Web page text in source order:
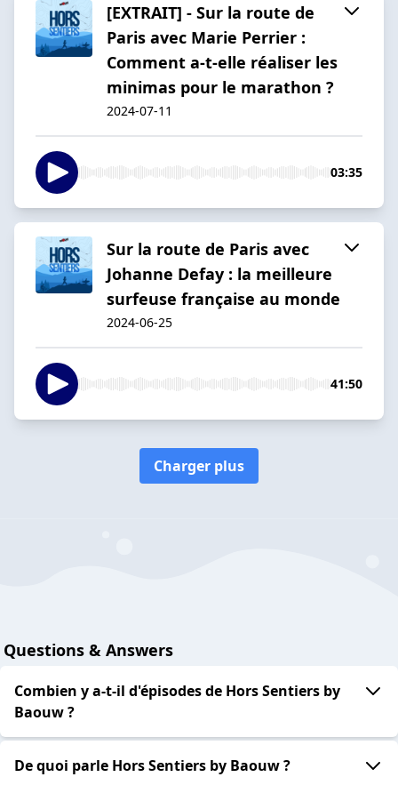
[EXTRAIT] - Sur la route de
Paris avec Marie Perrier :
Comment a-t-elle réaliser les
minimas pour le marathon ?
2024-07-11
03:35
Sur la route de Paris avec
Johanne Defay : la meilleure
surfeuse française au monde
2024-06-25
41:50
Charger plus
Questions & Answers
Combien y a-t-il d'épisodes de Hors Sentiers by
Baouw ?
De quoi parle Hors Sentiers by Baouw ?